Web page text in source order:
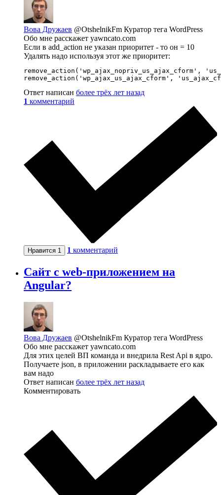
Вова Дружаев @OtshelnikFm Куратор тега WordPress
Обо мне расскажет yawncato.com
Если в add_action не указан приоритет - то он = 10
Удалять надо используя этот же приоритет:
remove_action('wp_ajax_nopriv_us_ajax_cform',
remove_action('wp_ajax_us_ajax_cform',
Ответ написан более трёх лет назад
1 комментарий
Нравится 1 1 комментарий
Сайт c web-приложением на
Angular?
Вова Дружаев @OtshelnikFm Куратор тега WordPress
Обо мне расскажет yawncato.com
Для этих целей ВП команда и внедрила Rest Api в ядро.
Получаете json, в приложении раскладываете его как
вам надо
Ответ написан более трёх лет назад
Комментировать